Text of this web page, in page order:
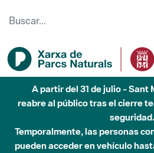
A partir del 31 de julio - Sant
reabre al público tras el cierre
seguridad.
Temporalmente, las personas
pueden acceder en vehículo